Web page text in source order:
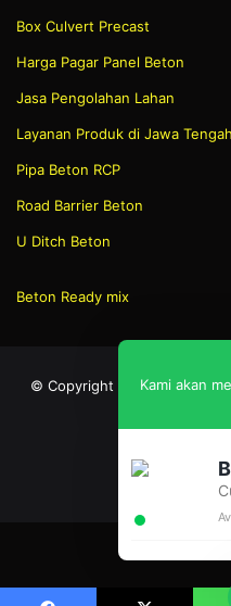
Box Culvert Precast
Harga Pagar Panel Beton
Jasa Pengolahan Lahan
Layanan Produk di Jawa Tengah
Pipa Beton RCP
Road Barrier Beton
U Ditch Beton
Beton Ready mix
© Copyright 2026, All Rights
Kami akan